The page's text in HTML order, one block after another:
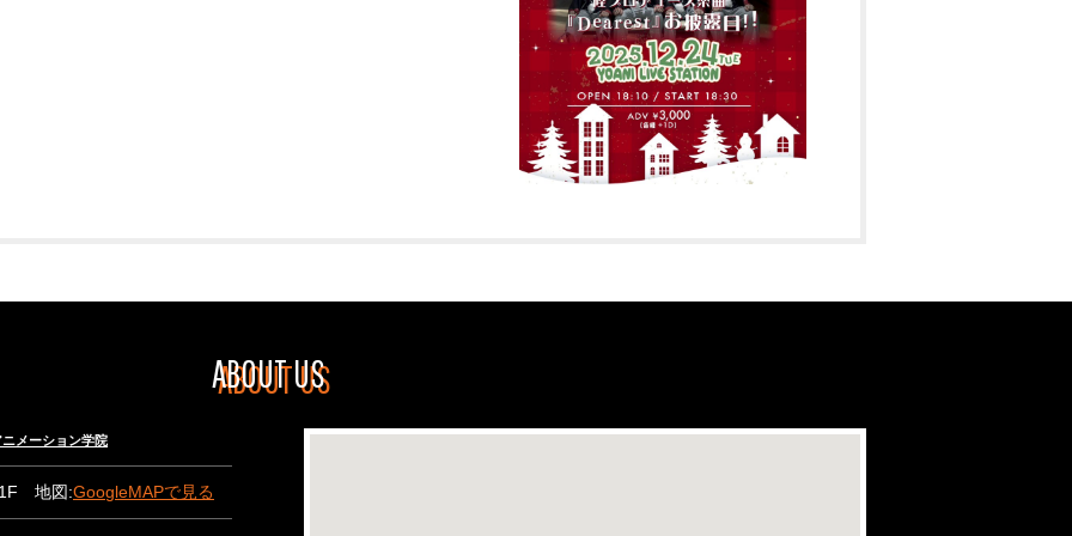
ABOUT US
メーション学院
地図:GoogleMAPで見る